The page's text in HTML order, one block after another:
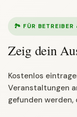
🏞 FÜR BETREIBER
Zeig dein
Kostenlos
Veranstaltungen
gefunden werden,